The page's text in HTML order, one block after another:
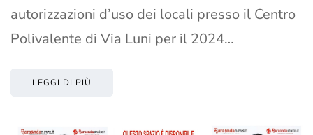
autorizzazioni d’uso dei locali presso il Centro
Polivalente di Via Luni per il 2024…
LEGGI DI PIÙ